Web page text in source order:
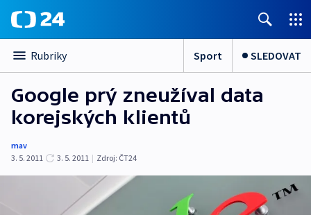
Rubriky Sport SLEDOVAT
Google prý zneužíval data
korejských klientů
mav
3. 5. 2011
3. 5. 2011 | Zdroj: ČT24